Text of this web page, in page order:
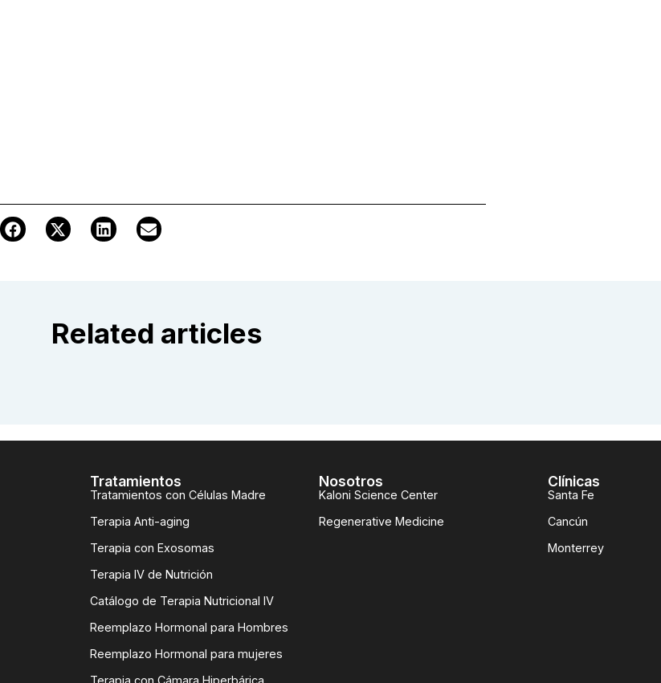
Related articles
Tratamientos
Tratamientos con Células Madre
Terapia Anti-aging
Terapia con Exosomas
Terapia IV de Nutrición
Catálogo de Terapia Nutricional IV
Reemplazo Hormonal para Hombres
Reemplazo Hormonal para mujeres
Terapia con Cámara Hiperbárica
Nosotros
Kaloni Science Center
Regenerative Medicine
Clínicas
Santa Fe
Cancún
Monterrey